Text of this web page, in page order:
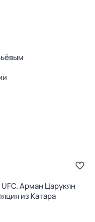
Арман Царукян
из Катара